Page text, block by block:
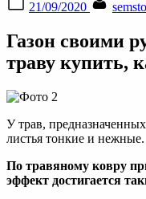
on
21/09/2020
Газон своими
траву купить,
У трав,
листья тонкие и нежные.
По травяному ковру
эффект достигается